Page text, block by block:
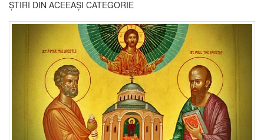
ȘTIRI DIN ACEEAȘI CATEGORIE